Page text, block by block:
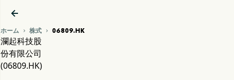

ホーム  株式  06809.HK
瀾起科技股
份有限公司
(06809.HK)